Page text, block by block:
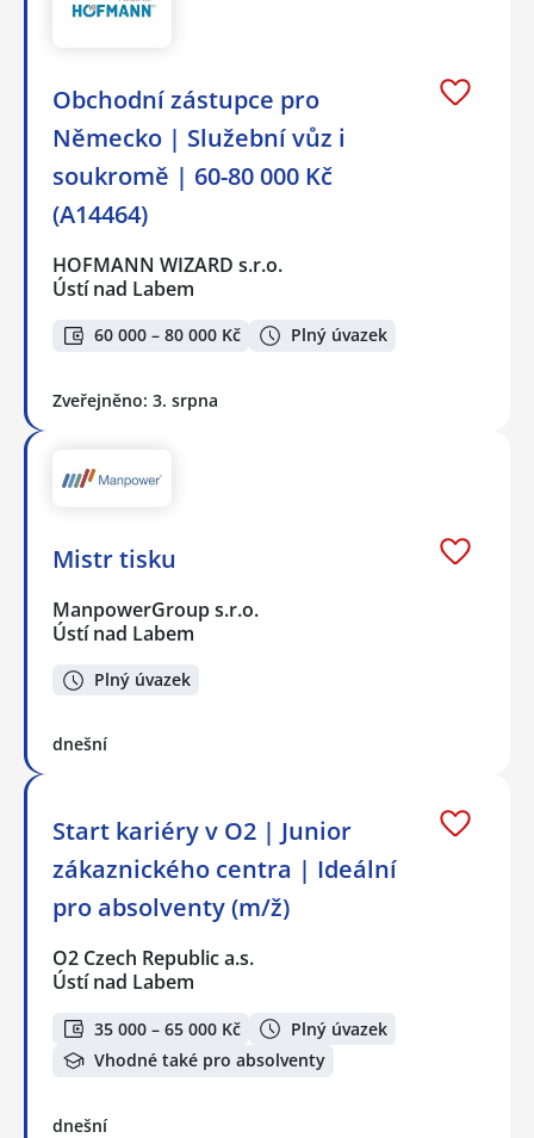
Obchodní zástupce pro
Německo | Služební vůz i
soukromě | 60-80 000 Kč
(A14464)
HOFMANN WIZARD s.r.o.
Ústí nad Labem
60 000 – 80 000 Kč Plný úvazek
Zveřejněno: 3. srpna
Mistr tisku
ManpowerGroup s.r.o.
Ústí nad Labem
Plný úvazek
dnešní
Start kariéry v O2 | Junior
zákaznického centra | Ideální
pro absolventy (m/ž)
O2 Czech Republic a.s.
Ústí nad Labem
35 000 – 65 000 Kč
Plný úvazek
Vhodné také pro absolventy
dnešní